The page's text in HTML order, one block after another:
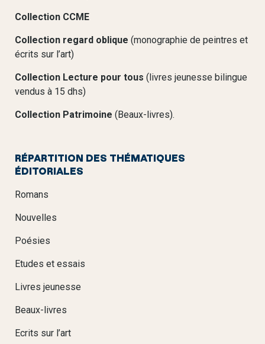
Collection CCME
Collection regard oblique (monographie de peintres et
écrits sur l’art)
Collection Lecture pour tous (livres jeunesse bilingue
vendus à 15 dhs)
Collection Patrimoine (Beaux-livres).
RÉPARTITION DES THÉMATIQUES
ÉDITORIALES
Romans
Nouvelles
Poésies
Etudes et essais
Livres jeunesse
Beaux-livres
Ecrits sur l’art